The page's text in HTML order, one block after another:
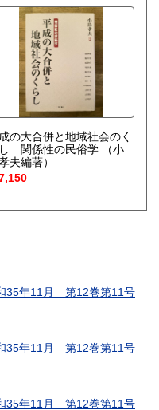
の大合併と地域社会のく
関係性の民俗学
（小
夫編著）
35年11月 第12巻第11号
35年11月 第12巻第11号
35年11月 第12巻第11号